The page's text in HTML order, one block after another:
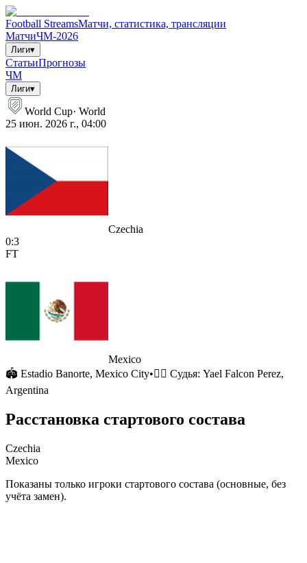
Football StreamsМатчи, статистика, трансляции
МатчиЧМ-2026
Лиги▾
СтатьиПрогнозы
ЧМ
Лиги▾
World Cup· World
25 июн. 2026 г., 04:00
Czechia
0:3
FT
Mexico
🏟 Estadio Banorte, Mexico City•🧑‍⚖️ Судья: Yael Falcon Perez,
Argentina
Расстановка стартового состава
Czechia
Mexico
Показаны только игроки стартового состава (основные, без
учёта замен).